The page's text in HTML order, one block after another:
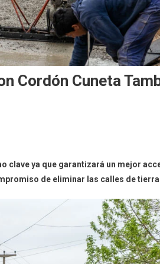
Cordón Cuneta
clave ya que garantizará un mejor
de eliminar las calles de